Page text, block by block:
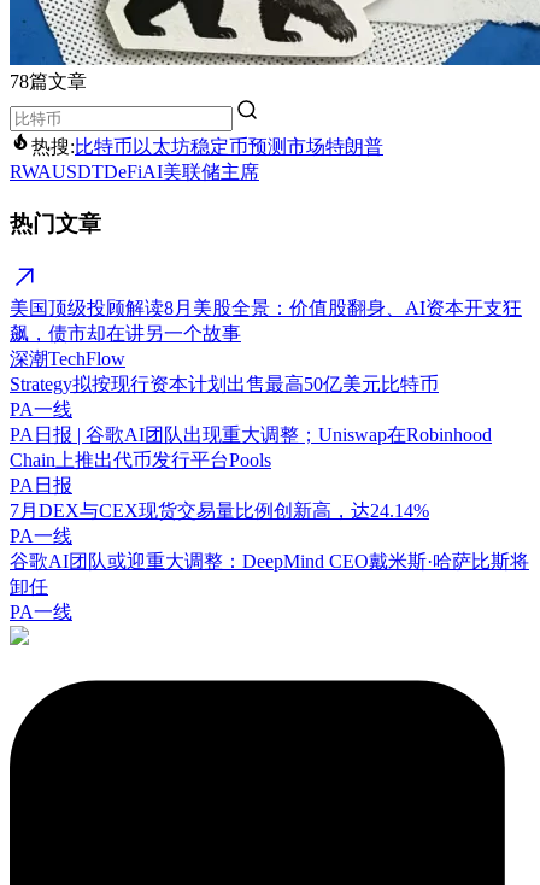
78篇文章
热搜:比特币 以太坊稳定币预测市场特朗普
RWAUSDTDeFiAI美联储主席
热门文章
美国顶级投顾解读8月美股全景：价值股翻身、AI资本开支狂
飙，债市却在讲另一个故事
深潮TechFlow
Strategy拟按现行资本计划出售最高50亿美元比特币
PA一线
PA日报 | 谷歌AI团队出现重大调整；Uniswap在Robinhood
Chain上推出代币发行平台Pools
PA日报
7月DEX与CEX现货交易量比例创新高，达24.14%
PA一线
谷歌AI团队或迎重大调整：DeepMind CEO戴米斯·哈萨比斯将
卸任
PA一线